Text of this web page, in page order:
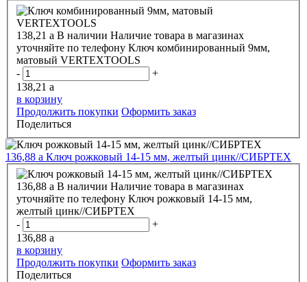
138,21 a В наличии Наличие товара в магазинах
уточняйте по телефону Ключ комбинированный 9мм,
матовый VERTEXTOOLS
-
+
138,21 a
в корзину
Продолжить покупки Оформить заказ
Поделиться
136,88 a Ключ рожковый 14-15 мм, желтый цинк//СИБРТЕХ
136,88 a В наличии Наличие товара в магазинах
уточняйте по телефону Ключ рожковый 14-15 мм,
желтый цинк//СИБРТЕХ
-
+
136,88 a
в корзину
Продолжить покупки Оформить заказ
Поделиться